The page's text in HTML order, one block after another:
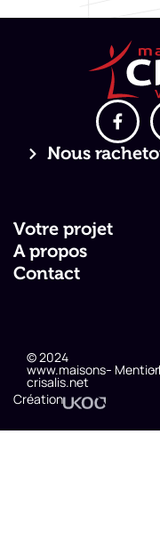
Nous
Votre projet
A propos
Contact
© 2024
www.maisons-
crisalis.net
- -
Création